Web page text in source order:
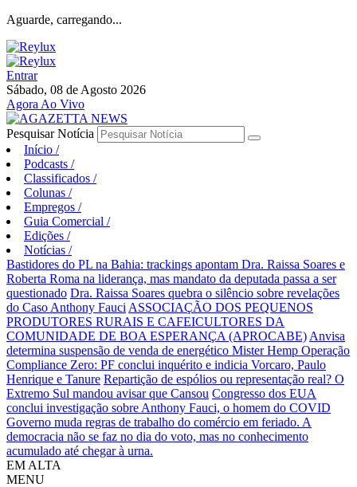
Aguarde, carregando...
Entrar
Sábado, 08 de Agosto 2026
Agora Ao Vivo
Pesquisar Notícia
Início /
Podcasts /
Classificados /
Colunas /
Empregos /
Guia Comercial /
Edições /
Notícias /
Bastidores do PL na Bahia: trackings apontam Dra. Raissa Soares e
Roberta Roma na liderança, mas mandato da deputada passa a ser
questionado Dra. Raissa Soares quebra o silêncio sobre revelações
do Caso Anthony Fauci ASSOCIAÇÃO DOS PEQUENOS
PRODUTORES RURAIS E CAFEICULTORES DA
COMUNIDADE DE BOA ESPERANÇA (APROCABE) Anvisa
determina suspensão de venda de energético Mister Hemp Operação
Compliance Zero: PF conclui inquérito e indicia Vorcaro, Paulo
Henrique e Tanure Repartição de espólios ou representação real? O
Extremo Sul mandou avisar que Cansou Congresso dos EUA
conclui investigação sobre Anthony Fauci, o homem do COVID
Governo muda regras de trabalho do comércio em feriado. A
democracia não se faz no dia do voto, mas no conhecimento
acumulado até chegar à urna.
EM ALTA
MENU